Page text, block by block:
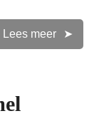
Lees meer